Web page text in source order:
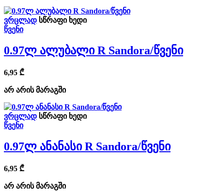
ვრცლად სწრაფი ხედი
წვენი
0.97ლ Ალუბალი R Sandora/წვენი
6,95 ₾
არ არის მარაგში
ვრცლად სწრაფი ხედი
წვენი
0.97ლ Ანანასი R Sandora/წვენი
6,95 ₾
არ არის მარაგში